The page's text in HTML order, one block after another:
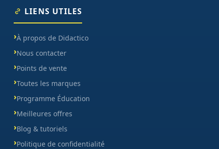
LIENS UTILES
À propos de Didactico
Nous contacter
Points de vente
Toutes les marques
Programme Éducation
Meilleures offres
Blog & tutoriels
Politique de confidentialité